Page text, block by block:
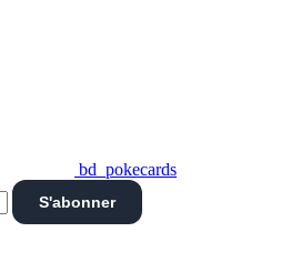
bd_pokecards
S'abonner